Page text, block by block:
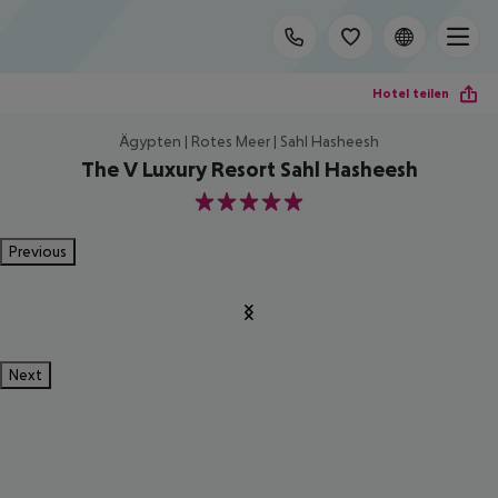
Hotel teilen
Ägypten | Rotes Meer | Sahl Hasheesh
The V Luxury Resort Sahl Hasheesh
5
Previous
Next